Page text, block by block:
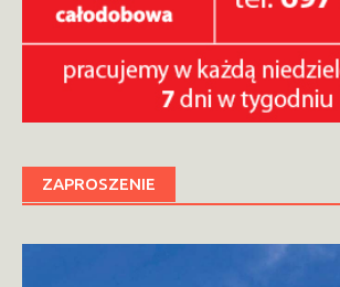
ZAPROSZENIE